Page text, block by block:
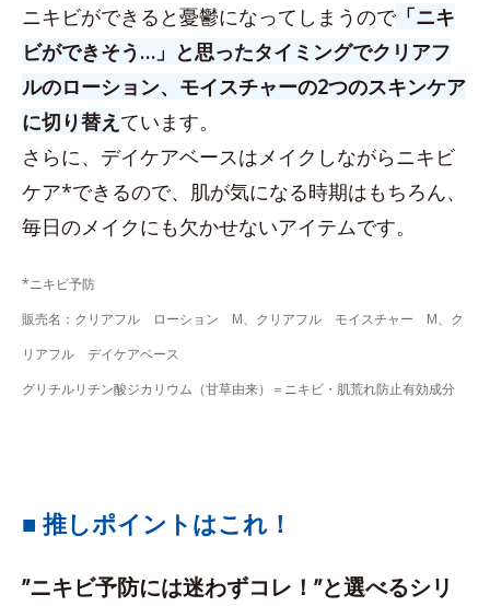
ニキビができると憂鬱になってしまうので 「ニキ
ビができそう…」と思ったタイミングでクリアフ
ルのローション、モイスチャーの2つのスキンケア
に切り替え ています。
さらに、デイケアベースはメイクしながらニキビ
ケア*できるので、肌が気になる時期はもちろん、
毎日のメイクにも欠かせないアイテムです。
*ニキビ予防
販売名：クリアフル ローション M、クリアフル モイスチャー M、ク
リアフル デイケアベース
グリチルリチン酸ジカリウム（甘草由来）＝ニキビ・肌荒れ防止有効成分
■ 推しポイントはこれ！
”ニキビ予防には迷わずコレ！”と選べるシリ